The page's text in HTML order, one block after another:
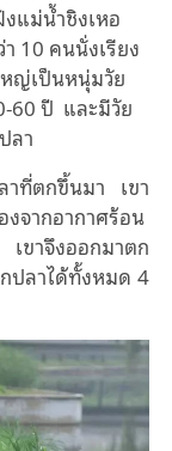
แม่น้ำชิงเหอ
10 คนนั่งเรียง
ญ่เป็นหนุ่มวัย
60 ปี และมีวัย
ลา
ที่ตกขึ้นมา เขา
ากอากาศร้อน
ขาจึงออกมาตก
ปลาได้ทั้งหมด 4